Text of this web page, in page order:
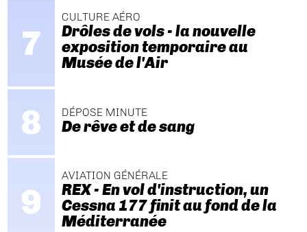
CULTURE AÉRO
Drôles de vols - la nouvelle
exposition temporaire au
Musée de l'Air
DÉPOSE MINUTE
De rêve et de sang
AVIATION GÉNÉRALE
REX - En vol d'instruction, un
Cessna 177 finit au fond de la
Méditerranée